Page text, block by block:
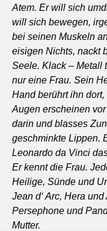
Atem. Er will sich
will sich bewegen,
bei seinen Muskeln
eisigen Nichts, nackt
Seele. Klack – Metall
nur eine Frau. Sein
Hand berührt ihn
Augen erscheinen
darin und blasses
geschminkte Lippen.
Leonardo da Vinci
Er kennt die Frau.
Heilige, Sünde und
Jean d‘ Arc, Hera
Persephone und
Mutter.